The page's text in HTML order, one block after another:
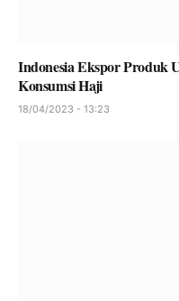
Indonesia Ekspor Produk
Konsumsi Haji
18/04/2023 - 13:23